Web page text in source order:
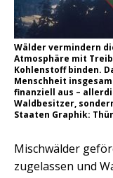
Wälder vermindern
Atmosphäre mit
Kohlenstoff binden.
Menschheit
finanziell aus –
Waldbesitzer,
Staaten Graphik:
Mischwälder
zugelassen und